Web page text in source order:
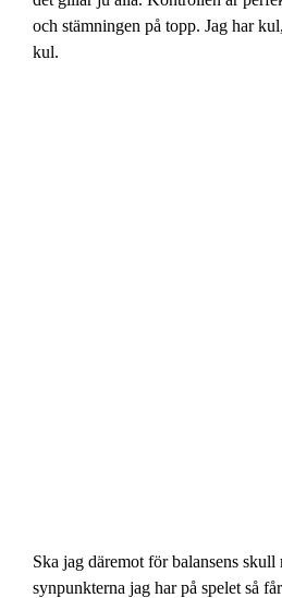
och stämningen på topp. Jag har
kul.
Ska jag däremot för balansens skull
synpunkterna jag har på spelet så